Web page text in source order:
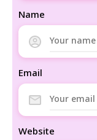
Name
Email
Website